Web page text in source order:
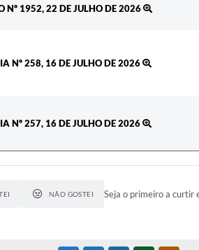
Nº 1952, 22 DE JULHO DE 2026
Nº 258, 16 DE JULHO DE 2026
Nº 257, 16 DE JULHO DE 2026
NÃO GOSTEI Seja o primeiro a curtir